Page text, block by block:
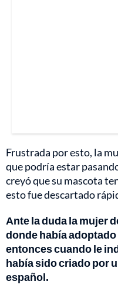
Frustrada por esto, la
que podría estar
creyó que su mascota
esto fue descartado
Ante la duda la mujer
donde había
entonces cuando le
había sido criado por
español.